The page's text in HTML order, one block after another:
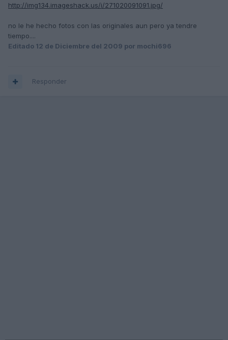
http://img134.imageshack.us/i/271020091091.jpg/
no le he hecho fotos con las originales aun pero ya tendre
tiempo....
Editado 12 de Diciembre del 2009 por mochi696
Responder